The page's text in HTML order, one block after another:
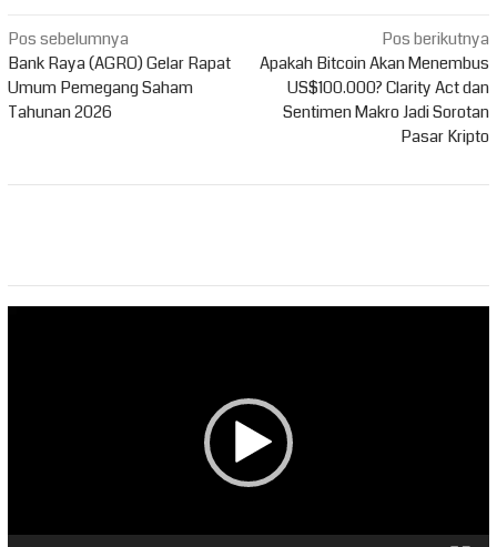
Navigasi
pos
Pos sebelumnya
Bank Raya (AGRO) Gelar Rapat
Umum Pemegang Saham
Tahunan 2026
Pos berikutnya
Apakah Bitcoin Akan Menembus
US$100.000? Clarity Act dan
Sentimen Makro Jadi Sorotan
Pasar Kripto